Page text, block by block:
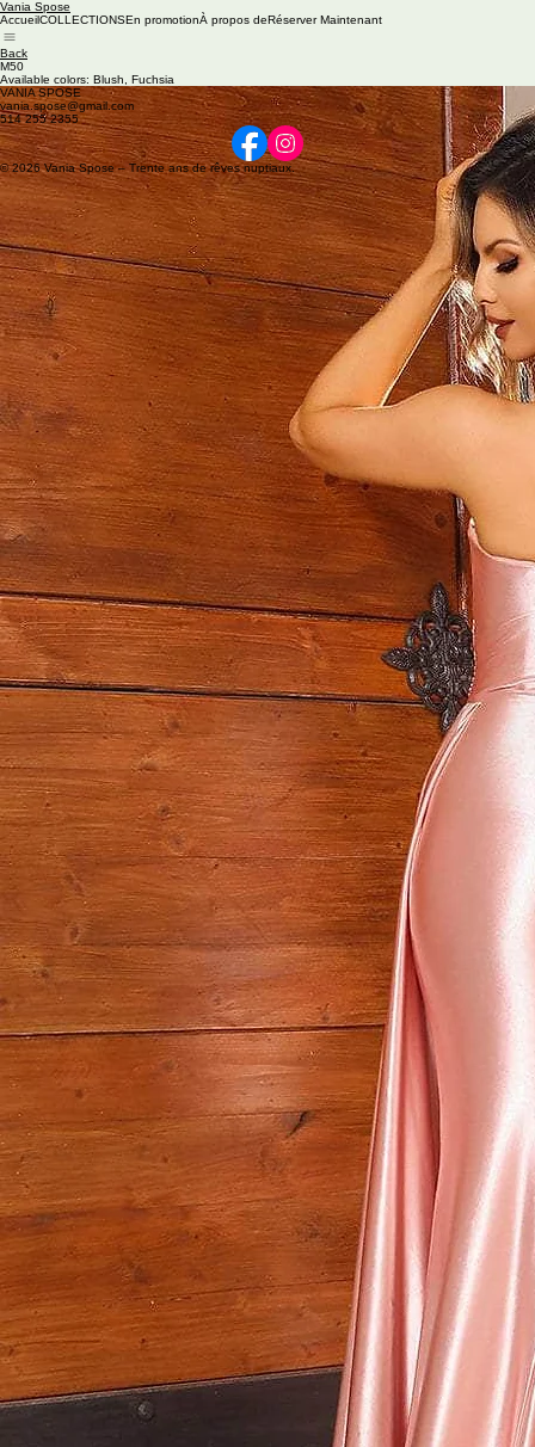
Vania Spose
AccueilCOLLECTIONSEn promotionÀ propos deRéserver Maintenant
Back
M50
Available colors: Blush, Fuchsia
VANIA SPOSE
vania.spose@gmail.com
514 255 2355
© 2026 Vania Spose – Trente ans de rêves nuptiaux.